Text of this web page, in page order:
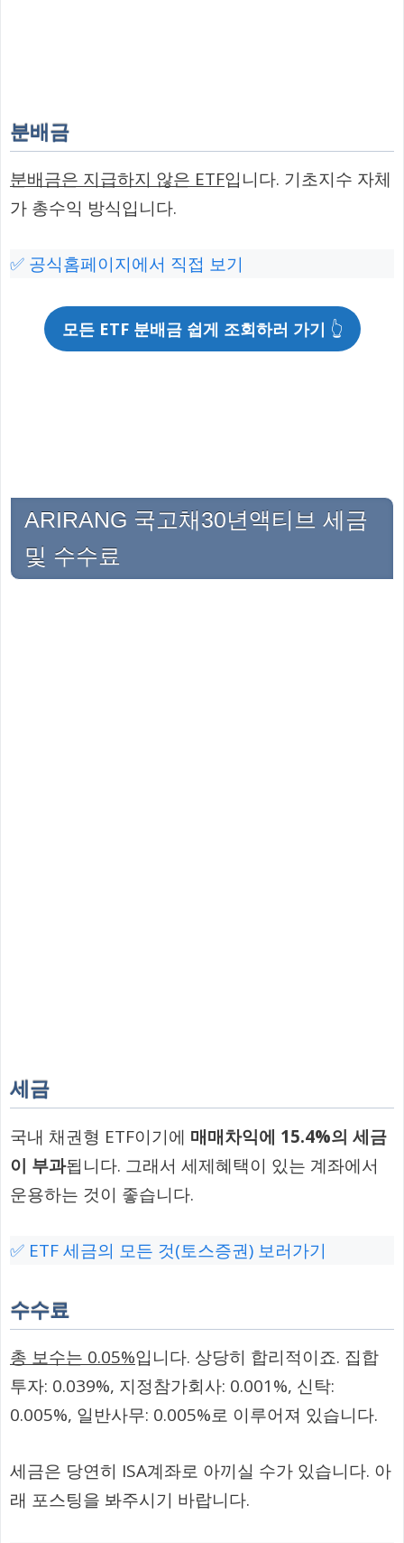
분배금
분배금은 지급하지 않은 ETF입니다. 기초지수 자체
가 총수익 방식입니다.
✅ 공식홈페이지에서 직접 보기
모든 ETF 분배금 쉽게 조회하러 가기 👆
ARIRANG 국고채30년액티브 세금
및 수수료
세금
국내 채권형 ETF이기에 매매차익에 15.4%의 세금
이 부과됩니다. 그래서 세제혜택이 있는 계좌에서
운용하는 것이 좋습니다.
✅ ETF 세금의 모든 것(토스증권) 보러가기
수수료
총 보수는 0.05%입니다. 상당히 합리적이죠. 집합
투자: 0.039%, 지정참가회사: 0.001%, 신탁:
0.005%, 일반사무: 0.005%로 이루어져 있습니다.
세금은 당연히 ISA계좌로 아끼실 수가 있습니다. 아
래 포스팅을 봐주시기 바랍니다.